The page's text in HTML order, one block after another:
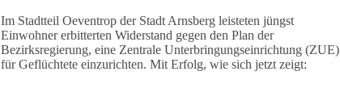
Im Stadtteil Oeventrop der Stadt Arnsberg leisteten jüngst
Einwohner erbitterten Widerstand gegen den Plan der
Bezirksregierung, eine Zentrale Unterbringungseinrichtung (ZUE)
für Geflüchtete einzurichten. Mit Erfolg, wie sich jetzt zeigt: